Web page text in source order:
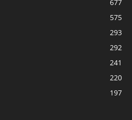
677
575
293
292
241
220
197